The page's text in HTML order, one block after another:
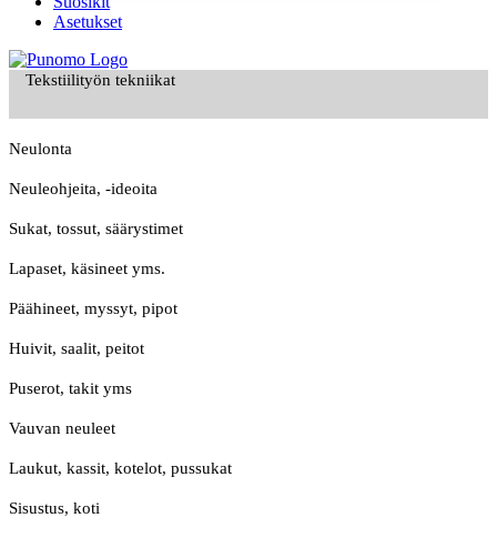
Asetukset
Tekstiilityön tekniikat
Neulonta
Neuleohjeita, -ideoita
Sukat, tossut, säärystimet
Lapaset, käsineet yms.
Päähineet, myssyt, pipot
Huivit, saalit, peitot
Puserot, takit yms
Vauvan neuleet
Laukut, kassit, kotelot, pussukat
Sisustus, koti